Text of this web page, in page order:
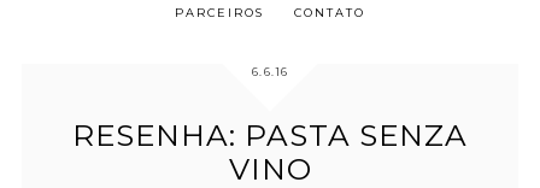
PARCEIROS CONTATO
6.6.16
RESENHA: PASTA SENZA
VINO